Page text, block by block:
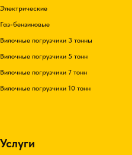
Электрические
Газ-бензиновые
Вилочные погрузчики 3 тонны
Вилочные погрузчики 5 тонн
Вилочные погрузчики 7 тонн
Вилочные погрузчики 10 тонн
Услуги